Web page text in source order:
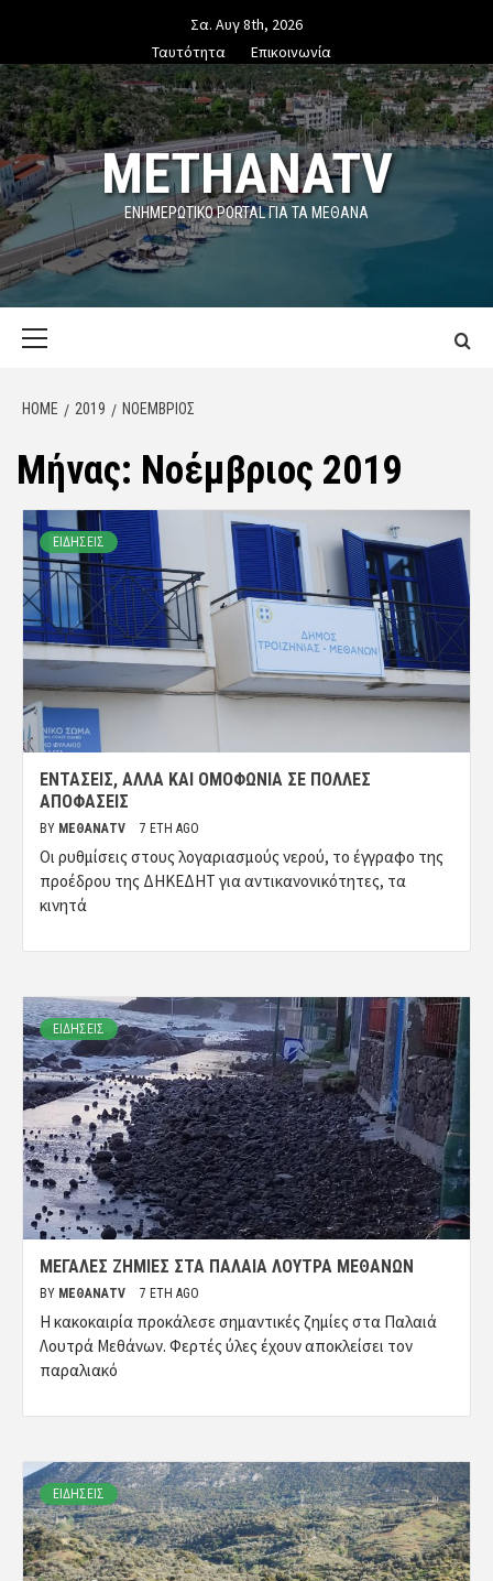
content
Σα. Αυγ 8th, 2026
Ταυτότητα
Επικοινωνία
METHANATV
ΕΝΗΜΕΡΩΤΙΚΌ PORTAL ΓΙΑ ΤΑ ΜΕΘΑΝΑ
HOME 2019 ΝΟΈΜΒΡΙΟΣ
Μήνας: Νοέμβριος 2019
ΕΙΔΗΣΕΙΣ
ΕΝΤΆΣΕΙΣ, ΑΛΛΆ ΚΑΙ ΟΜΟΦΩΝΊΑ ΣΕ ΠΟΛΛΈΣ
ΑΠΟΦΆΣΕΙΣ
BY ΜΈΘΑΝΑTV 7 ΈΤΗ AGO
Οι ρυθμίσεις στους λογαριασμούς νερού, το έγγραφο της
προέδρου της ΔΗΚΕΔΗΤ για αντικανονικότητες, τα
κινητά
ΕΙΔΗΣΕΙΣ
ΜΕΓΆΛΕΣ ΖΗΜΊΕΣ ΣΤΑ ΠΑΛΑΙΆ ΛΟΥΤΡΆ ΜΕΘΆΝΩΝ
BY ΜΈΘΑΝΑTV 7 ΈΤΗ AGO
Η κακοκαιρία προκάλεσε σημαντικές ζημίες στα Παλαιά
Λουτρά Μεθάνων. Φερτές ύλες έχουν αποκλείσει τον
παραλιακό
ΕΙΔΗΣΕΙΣ